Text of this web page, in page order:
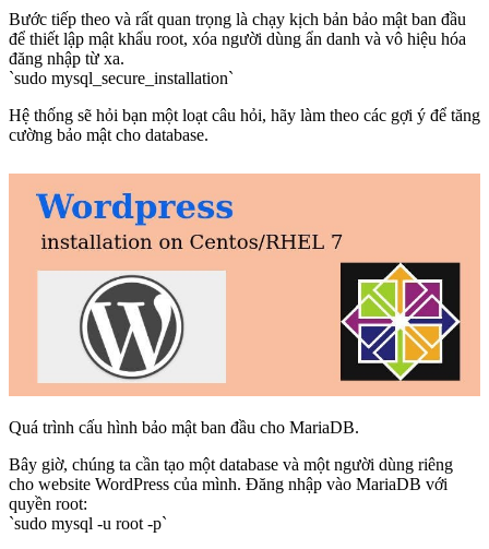
Bước tiếp theo và rất quan trọng là chạy kịch bản bảo mật ban đầu
để thiết lập mật khẩu root, xóa người dùng ẩn danh và vô hiệu hóa
đăng nhập từ xa.
`sudo mysql_secure_installation`
Hệ thống sẽ hỏi bạn một loạt câu hỏi, hãy làm theo các gợi ý để tăng
cường bảo mật cho database.
Quá trình cấu hình bảo mật ban đầu cho MariaDB.
Bây giờ, chúng ta cần tạo một database và một người dùng riêng
cho website WordPress của mình. Đăng nhập vào MariaDB với
quyền root:
`sudo mysql -u root -p`